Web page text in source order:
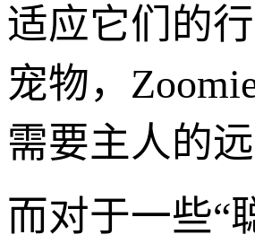
适应它们的
宠物，
需要主人的
而对于一些“